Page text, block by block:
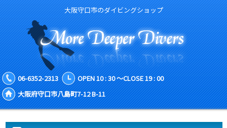
大阪守口市のダイビングショップ
06-6352-2313
OPEN 10 : 30 ～CLOSE 19 : 00
大阪府守口市八島町7-12 B-11